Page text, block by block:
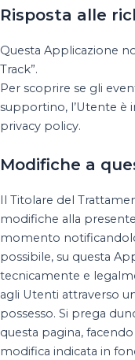
Risposta alle
Questa Applicazione
Track”.
Per scoprire se gli
supportino, l’Utente è
privacy policy.
Modifiche a
Il Titolare del
modifiche alla
momento
possibile, su questa
tecnicamente e
agli Utenti attraverso
possesso. Si prega
questa pagina,
modifica indicata in